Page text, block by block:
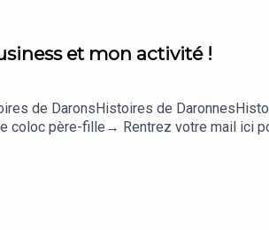
et mon activité !
de DaronsHistoires de
père-fille→ Rentrez votre mail ici
Mon kit média pour
fidélité !